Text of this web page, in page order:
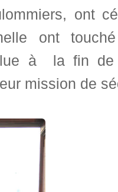
ont
ont
lue à la fin de
mission de